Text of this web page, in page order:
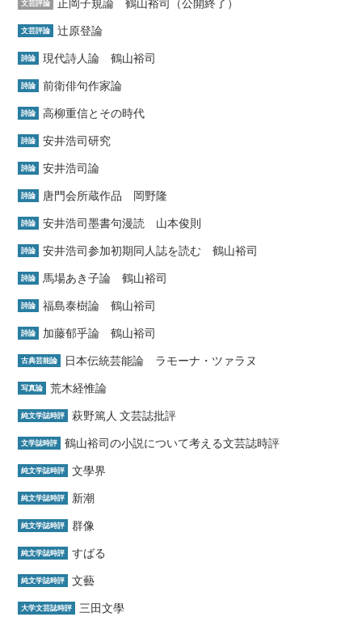
文芸評論 正岡子規論 鶴山裕司（公開終了）
文芸評論 辻原登論
詩論 現代詩人論 鶴山裕司
詩論 前衛俳句作家論
詩論 高柳重信とその時代
詩論 安井浩司研究
詩論 安井浩司論
詩論 唐門会所蔵作品 岡野隆
詩論 安井浩司墨書句漫読 山本俊則
詩論 安井浩司参加初期同人誌を読む 鶴山裕司
詩論 馬場あき子論 鶴山裕司
詩論 福島泰樹論 鶴山裕司
詩論 加藤郁乎論 鶴山裕司
古典芸能論 日本伝統芸能論 ラモーナ・ツァラヌ
写真論 荒木経惟論
純文学誌時評 萩野篤人 文芸誌批評
文学誌時評 鶴山裕司の小説について考える文芸誌時評
純文学誌時評 文學界
純文学誌時評 新潮
純文学誌時評 群像
純文学誌時評 すばる
純文学誌時評 文藝
大学文芸誌時評 三田文學